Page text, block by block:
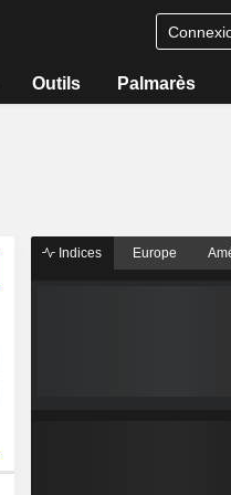
Outils Palmarès
Indices Europe